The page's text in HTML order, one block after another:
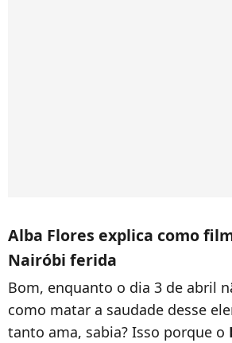
Alba Flores explica como
Nairóbi ferida
Bom, enquanto o dia 3 de abril
como matar a saudade desse
tanto ama, sabia? Isso porque o